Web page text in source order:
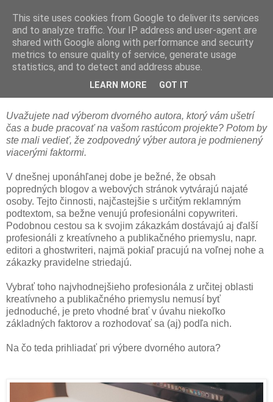
Na čo prihliadať pri výbere dvorného
Uvažujete nad výberom dvorného autora, ktorý vám ušetrí
čas a bude pracovať na vašom rastúcom projekte? Potom by
ste mali vedieť, že zodpovedný výber autora je podmienený
viacerými faktormi.
V dnešnej uponáhľanej dobe je bežné, že obsah
popredných blogov a webových stránok vytvárajú najaté
osoby. Tejto činnosti, najčastejšie s určitým reklamným
podtextom, sa bežne venujú profesionálni copywriteri.
Podobnou cestou sa k svojim zákazkám dostávajú aj ďalší
profesionáli z kreatívneho a publikačného priemyslu, napr.
editori a ghostwriteri, najmä pokiaľ pracujú na voľnej nohe a
zákazky pravidelne striedajú.
Vybrať toho najvhodnejšieho profesionála z určitej oblasti
kreatívneho a publikačného priemyslu nemusí byť
jednoduché, je preto vhodné brať v úvahu niekoľko
základných faktorov a rozhodovať sa (aj) podľa nich.
Na čo teda prihliadať pri výbere dvorného autora?
This site uses cookies from Google to deliver its services
and to analyze traffic. Your IP address and user-agent are
shared with Google along with performance and security
metrics to ensure quality of service, generate usage
statistics, and to detect and address abuse.
LEARN MORE GOT IT